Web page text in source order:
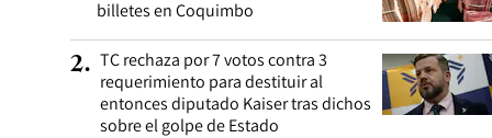
billetes en Coquimbo
2. TC rechaza por 7 votos contra 3
requerimiento para destituir al
entonces diputado Kaiser tras dichos
sobre el golpe de Estado